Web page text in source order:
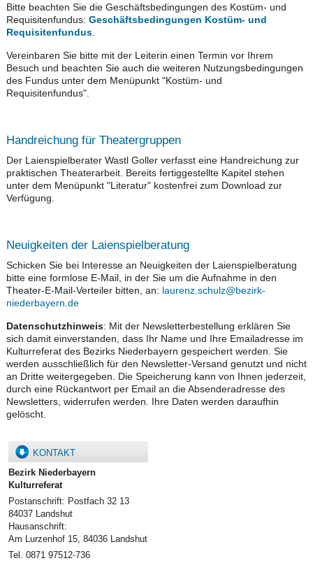
Bitte beachten Sie die Geschäftsbedingungen des Kostüm- und
Requisitenfundus: Geschäftsbedingungen Kostüm- und
Requisitenfundus.
Vereinbaren Sie bitte mit der Leiterin einen Termin vor Ihrem
Besuch und beachten Sie auch die weiteren Nutzungsbedingungen
des Fundus unter dem Menüpunkt "Kostüm- und
Requisitenfundus".
Handreichung für Theatergruppen
Der Laienspielberater Wastl Goller verfasst eine Handreichung zur
praktischen Theaterarbeit. Bereits fertiggestellte Kapitel stehen
unter dem Menüpunkt "Literatur" kostenfrei zum Download zur
Verfügung.
Neuigkeiten der Laienspielberatung
Schicken Sie bei Interesse an Neuigkeiten der Laienspielberatung
bitte eine formlose E-Mail, in der Sie um die Aufnahme in den
Theater-E-Mail-Verteiler bitten, an: laurenz.schulz@bezirk-
niederbayern.de
Datenschutzhinweis: Mit der Newsletterbestellung erklären Sie
sich damit einverstanden, dass Ihr Name und Ihre Emailadresse im
Kulturreferat des Bezirks Niederbayern gespeichert werden. Sie
werden ausschließlich für den Newsletter-Versand genutzt und nicht
an Dritte weitergegeben. Die Speicherung kann von Ihnen jederzeit,
durch eine Rückantwort per Email an die Absenderadresse des
Newsletters, widerrufen werden. Ihre Daten werden daraufhin
gelöscht.
KONTAKT
Bezirk Niederbayern
Kulturreferat
Postanschrift: Postfach 32 13
84037 Landshut
Hausanschrift:
Am Lurzenhof 15, 84036 Landshut
Tel. 0871 97512-736